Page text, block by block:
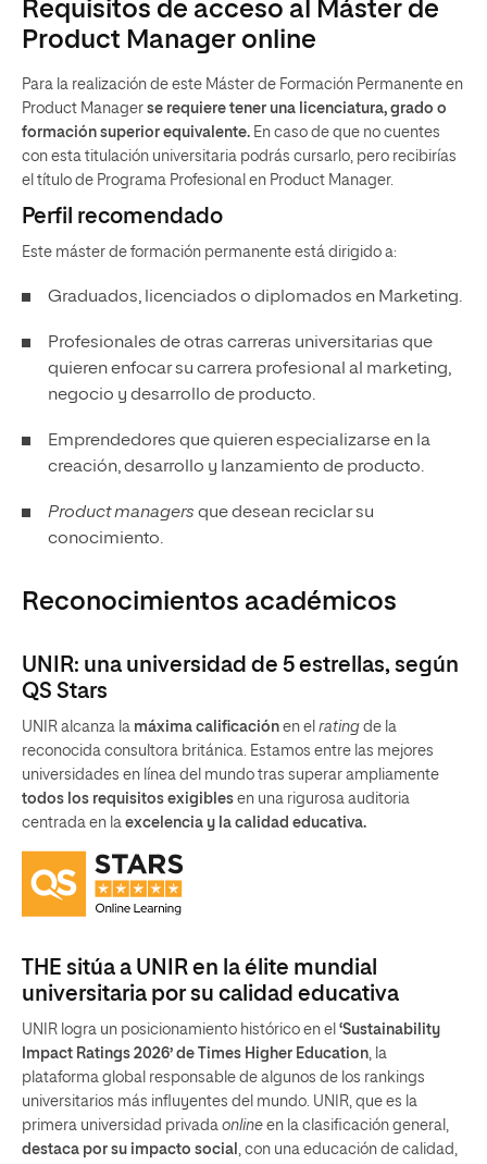
Requisitos de acceso al Máster de
Product Manager online
Para la realización de este Máster de Formación Permanente en
Product Manager se requiere tener una licenciatura, grado o
formación superior equivalente. En caso de que no cuentes
con esta titulación universitaria podrás cursarlo, pero recibirías
el título de Programa Profesional en Product Manager.
Perfil recomendado
Este máster de formación permanente está dirigido a:
Graduados, licenciados o diplomados en Marketing.
Profesionales de otras carreras universitarias que
quieren enfocar su carrera profesional al marketing,
negocio y desarrollo de producto.
Emprendedores que quieren especializarse en la
creación, desarrollo y lanzamiento de producto.
Product managers que desean reciclar su
conocimiento.
Reconocimientos académicos
UNIR: una universidad de 5 estrellas, según
QS Stars
UNIR alcanza la máxima calificación en el rating de la
reconocida consultora británica. Estamos entre las mejores
universidades en línea del mundo tras superar ampliamente
todos los requisitos exigibles en una rigurosa auditoria
centrada en la excelencia y la calidad educativa.
THE sitúa a UNIR en la élite mundial
universitaria por su calidad educativa
UNIR logra un posicionamiento histórico en el ‘Sustainability
Impact Ratings 2026’ de Times Higher Education , la
plataforma global responsable de algunos de los rankings
universitarios más influyentes del mundo. UNIR, que es la
primera universidad privada online en la clasificación general,
destaca por su impacto social
, con una educación de calidad,